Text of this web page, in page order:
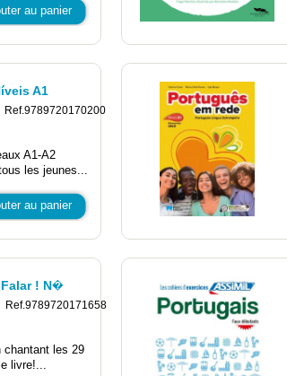
au panier
A1
Ref.9789720170200
A1-A2
les jeunes...
au panier
Falar ! N�
Ref.9789720171658
chantant les 29
livre!...